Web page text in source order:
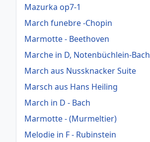
Mazurka op7-1
March funebre -Chopin
Marmotte - Beethoven
Marche in D, Notenbüchlein-Bach
March aus Nussknacker Suite
Marsch aus Hans Heiling
March in D - Bach
Marmotte - (Murmeltier)
Melodie in F - Rubinstein